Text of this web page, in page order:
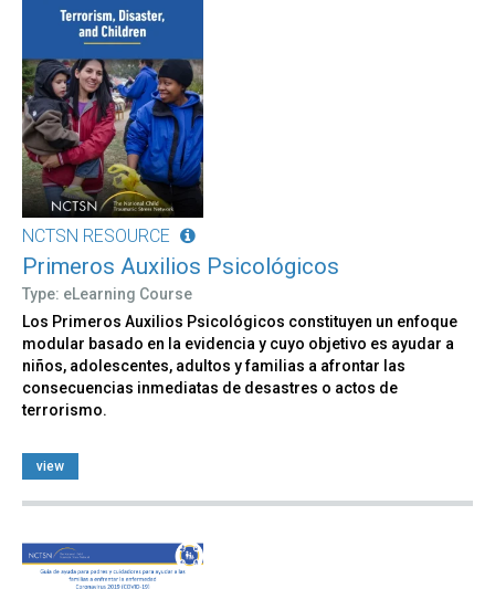
NCTSN RESOURCE
Primeros Auxilios Psicológicos
Type: eLearning Course
Los Primeros Auxilios Psicológicos constituyen un enfoque
modular basado en la evidencia y cuyo objetivo es ayudar a
niños, adolescentes, adultos y familias a afrontar las
consecuencias inmediatas de desastres o actos de
terrorismo.
view